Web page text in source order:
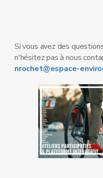
Si vous avez des
n'hésitez pas à nous
nrochet@espace-